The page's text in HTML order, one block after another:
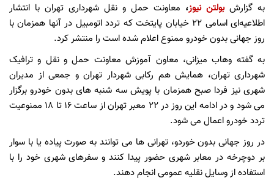
به گزارشبولتن نیوز، معاونت حمل و نقل شهرداری تهران با انتشار
اطلاعیه‌ای اسامی 22 خیابان‌ پایتخت که تردد اتومبیل در آنها همزمان با
روز جهانی بدون خودرو ممنوع اعلام شده است را منتشر کرد.
به گفته وهاب میزانی، معاون آموزش معاونت حمل و نقل و ترافیک
شهرداری تهران، همایش هم رکابی شهردار تهران و جمعی از مدیران
شهری نیز فردا صبح همزمان با پویش سه شنبه های بدون خودرو برگزار
می شود و در ادامه این روز در 22 معبر تهران از ساعت ١٦ تا ١٨ ممنوعیت
تردد خودرو اعمال می شود.
در روز جهانی بدون خوردو، تهرانی ها می توانند به صورت پیاده یا با سوار
بر دوچرخه در معابر شهری حضور پیدا کنند و سفرهای شهری خود را با
استفاده از وسایل نقلیه عمومی انجام دهند.